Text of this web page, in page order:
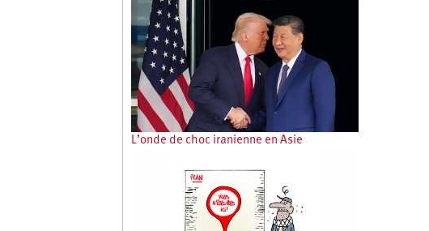
L’onde de choc iranienne en Asie